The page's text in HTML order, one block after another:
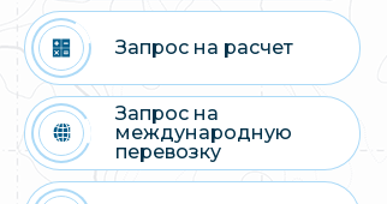
Запрос на расчет
Запрос на
международную
перевозку